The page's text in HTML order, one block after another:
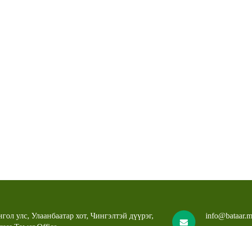
улс, Улаанбаатар хот, Чингэлтэй дүүрэг,